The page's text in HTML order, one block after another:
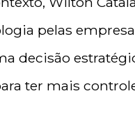
pelas
decisão
ter mais